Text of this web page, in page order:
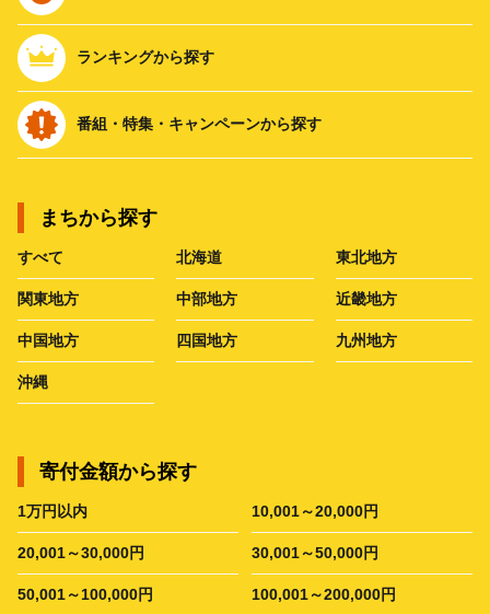
ランキングから探す
番組・特集・キャンペーンから探す
まちから探す
すべて 北海道 東北地方
関東地方 中部地方 近畿地方
中国地方 四国地方 九州地方
沖縄
寄付金額から探す
1万円以内 10,001～20,000円
20,001～30,000円 30,001～50,000円
50,001～100,000円 100,001～200,000円